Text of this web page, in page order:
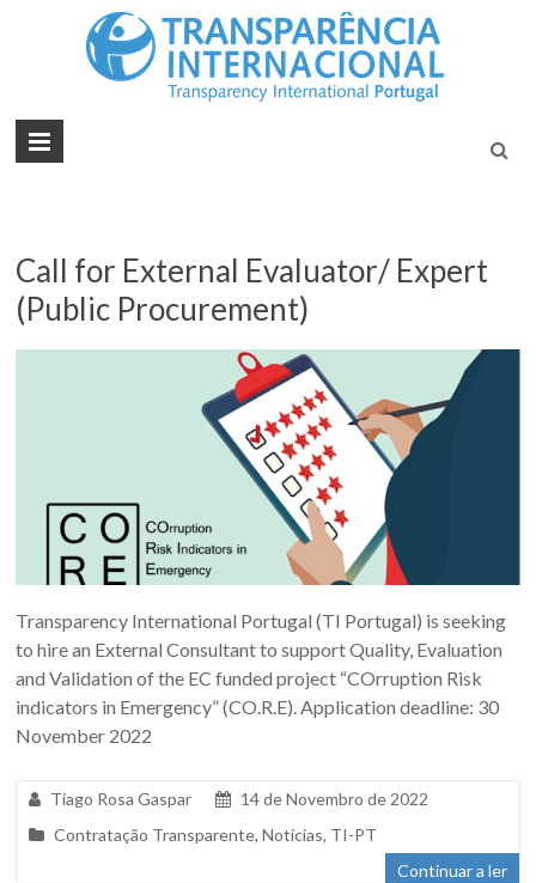
Call for External Evaluator/ Expert
(Public Procurement)
Transparency International Portugal (TI Portugal) is seeking
to hire an External Consultant to support Quality, Evaluation
and Validation of the EC funded project “COrruption Risk
indicators in Emergency” (CO.R.E). Application deadline: 30
November 2022
Tiago Rosa Gaspar
14 de Novembro de 2022
Contratação Transparente,Notícias, TI-PT
Continuar a ler